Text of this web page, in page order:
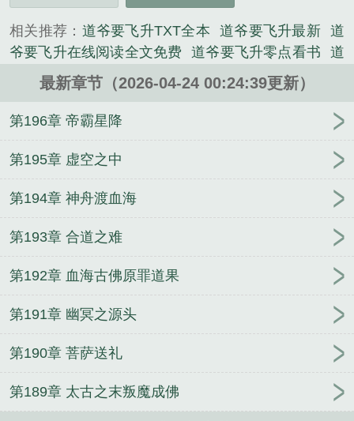
相关推荐： 道爷要飞升TXT全本 道爷要飞升最新
道
爷要飞升在线阅读全文免费
道爷要飞升零点看书
道
爷要飞升起点中文网 道爷要飞升裴屠狗笔趣阁
要飞升笔趣阁免费
道爷要飞升
全文阅读 道爷要飞升短剧
道爷要
要飞升全文 道爷要飞升精校版无错字
道爷要飞升笔
飞升全文阅读免费 道爷要飞升TXT笔趣阁
道爷要飞
界
道爷要飞升裴屠狗免费阅读
道
爷要飞升境界划分
道爷要飞升百度百科
道爷要飞升
免费
道爷要飞升起点
道爷要飞升笔趣阁免费阅读
道爷要飞升女主有几个女人
道爷
爷要飞升txt 道爷要飞升等级
道爷
升无弹窗 道爷要飞升 起点
道
最新章节（2026-04-24 00:24:39更新）
第196章 帝霸星降
第195章 虚空之中
第194章 神舟渡血海
第193章 合道之难
第192章 血海古佛原罪道果
第191章 幽冥之源头
第190章 菩萨送礼
第189章 太古之末叛魔成佛